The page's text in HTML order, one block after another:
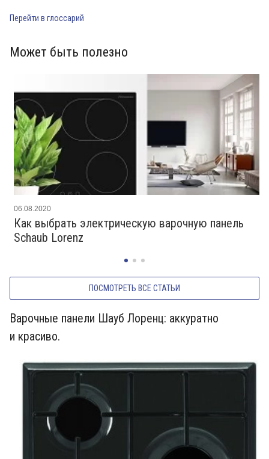
Перейти в глоссарий
Может быть полезно
ПОСМОТРЕТЬ ВСЕ СТАТЬИ
Как выбрать электрическую варочную панель
Schaub Lorenz
06.08.2020
Варочные панели Шауб Лоренц: аккуратно
и красиво.